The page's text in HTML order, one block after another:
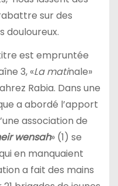
sur des
douloureux.
est empruntée
3, «La matinale»
Rabia. Dans une
a abordé l’apport
association de
wensah» (1) se
en manquaient
a fait des mains